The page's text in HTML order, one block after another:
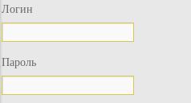
Логин
Пароль